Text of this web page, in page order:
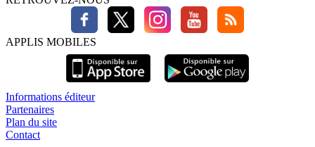
APPLIS MOBILES
Informations éditeur
Partenaires
Plan du site
Contact